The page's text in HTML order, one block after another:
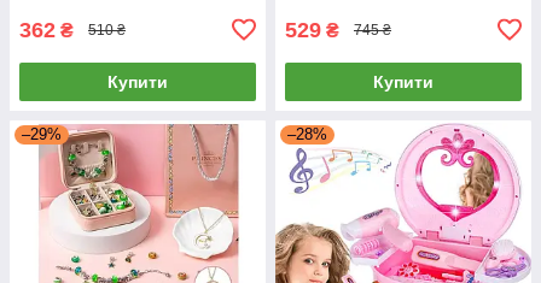
362 ₴ 510 ₴
Купити
529 ₴ 745 ₴
Купити
–29% –28%